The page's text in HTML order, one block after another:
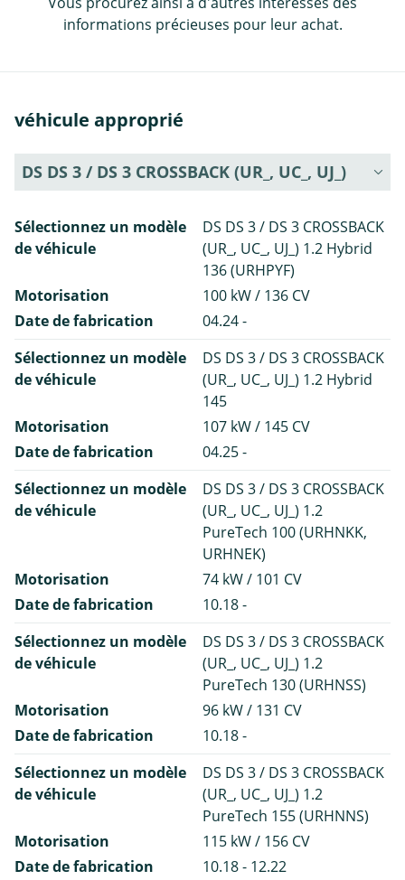
informations précieuses pour leur achat.
véhicule approprié
DS DS 3 / DS 3 CROSSBACK (UR_, UC_, UJ_)
Sélectionnez un modèle
de véhicule
DS DS 3 / DS 3 CROSSBACK
(UR_, UC_, UJ_) 1.2 Hybrid
136 (URHPYF)
Motorisation
100 kW / 136 CV
Date de fabrication
04.24 -
Sélectionnez un modèle
de véhicule
DS DS 3 / DS 3 CROSSBACK
(UR_, UC_, UJ_) 1.2 Hybrid
145
Motorisation
107 kW / 145 CV
Date de fabrication
04.25 -
Sélectionnez un modèle
de véhicule
DS DS 3 / DS 3 CROSSBACK
(UR_, UC_, UJ_) 1.2
PureTech 100 (URHNKK,
URHNEK)
Motorisation
74 kW / 101 CV
Date de fabrication
10.18 -
Sélectionnez un modèle
de véhicule
DS DS 3 / DS 3 CROSSBACK
(UR_, UC_, UJ_) 1.2
PureTech 130 (URHNSS)
Motorisation
96 kW / 131 CV
Date de fabrication
10.18 -
Sélectionnez un modèle
de véhicule
DS DS 3 / DS 3 CROSSBACK
(UR_, UC_, UJ_) 1.2
PureTech 155 (URHNNS)
Motorisation
115 kW / 156 CV
Date de fabrication
10.18 - 12.22